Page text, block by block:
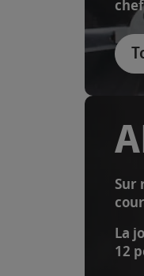
Sur
La
12